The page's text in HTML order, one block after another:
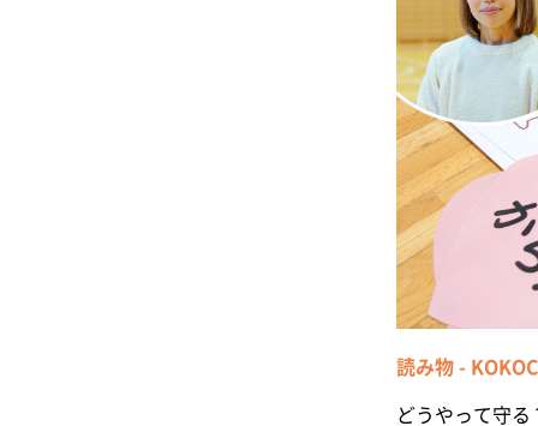
読み物 -
どうやって守